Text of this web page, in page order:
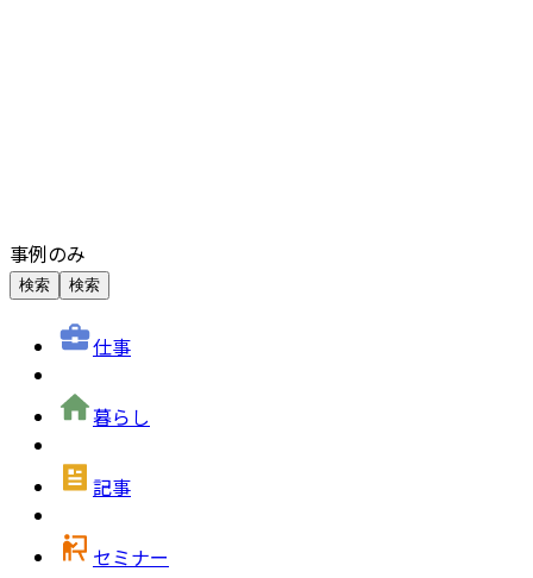
事例のみ
検索 検索
仕事
暮らし
記事
セミナー